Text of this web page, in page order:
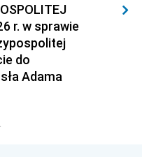
r. w sprawie
do
Adama